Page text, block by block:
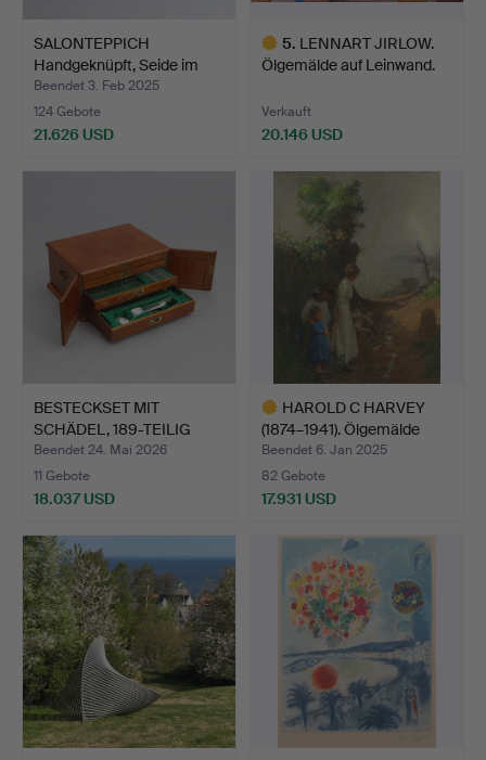
SALONTEPPICH
Handgeknüpft, Seide im
Relief…
Beendet 3. Feb 2025
124 Gebote
21.626 USD
5. LENNART JIRLOW.
Ölgemälde auf Leinwand.
Verkauft
20.146 USD
BESTECKSET MIT
SCHÄDEL, 189-TEILIG
Sterlin…
Beendet 24. Mai 2026
11 Gebote
18.037 USD
HAROLD C HARVEY
(1874–1941). Ölgemälde
auf…
Beendet 6. Jan 2025
82 Gebote
17.931 USD